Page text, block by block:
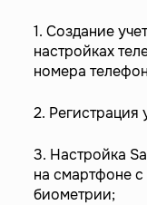
1. Создание
настройках
номера
2. Регистрация
3. Настройка
на смартфоне
биометрии;